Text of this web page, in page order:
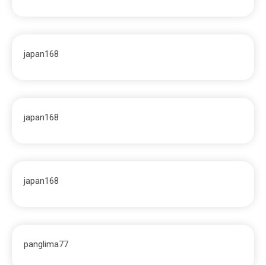
japan168
japan168
japan168
panglima77